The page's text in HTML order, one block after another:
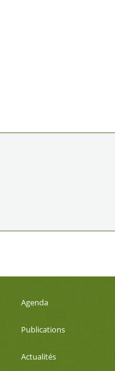
Agenda
Publications
Actualités